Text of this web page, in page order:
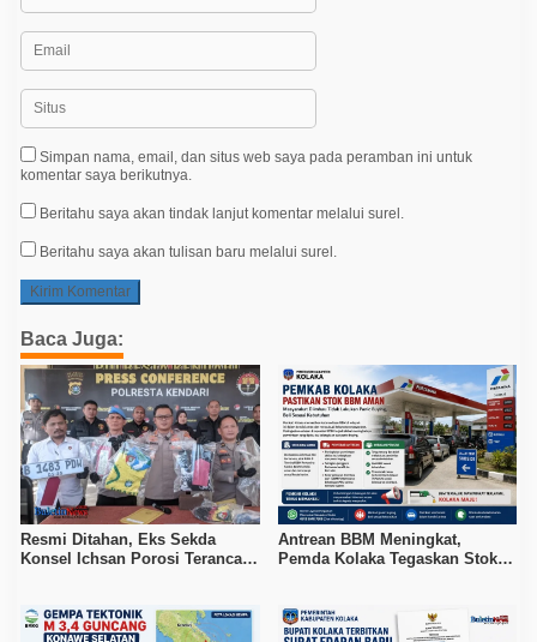
Simpan nama, email, dan situs web saya pada peramban ini untuk
komentar saya berikutnya.
Beritahu saya akan tindak lanjut komentar melalui surel.
Beritahu saya akan tulisan baru melalui surel.
Baca Juga:
Resmi Ditahan, Eks Sekda
Konsel Ichsan Porosi Terancam
Antrean BBM Meningkat,
Pemda Kolaka Tegaskan Stok